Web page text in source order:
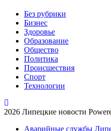
Без рубрики
Бизнес
Здоровье
Образование
Общество
Политика
Происшествия
Спорт
Технологии
2026 Липецкие новости
Аварийные службы